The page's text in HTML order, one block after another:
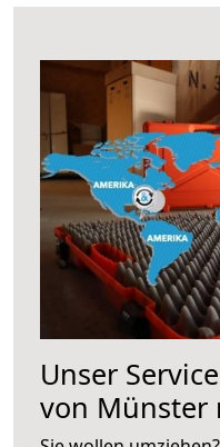
Unser
von Münster